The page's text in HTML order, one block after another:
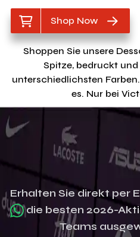
Shop Now
Shoppen Sie unsere
Spitze, bedruckt
unterschiedlichsten
es. Nur bei
Erhalten Sie direkt per
die besten 2026-
Teams